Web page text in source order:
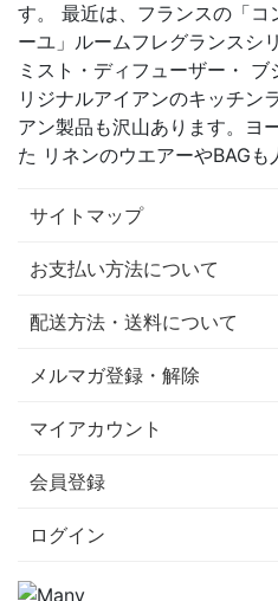
す。 最近は、フランスの「コ
ーユ」ルームフレグランスシ
ミスト・ディフューザー・
リジナルアイアンのキッチン
アン製品も沢山あります。ヨ
た リネンのウエアーやBAGも
サイトマップ
お支払い方法について
配送方法・送料について
メルマガ登録・解除
マイアカウント
会員登録
ログイン